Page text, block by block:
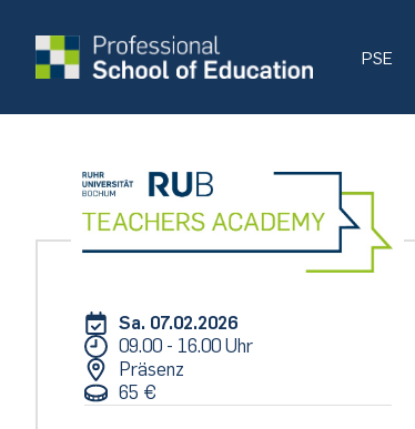
PSE
Sa. 07.02.2026
09.00 - 16.00 Uhr
Präsenz
65 €